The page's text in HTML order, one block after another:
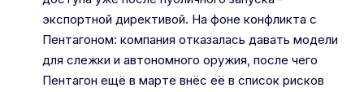
экспортной директивой. На фоне конфликта с
Пентагоном: компания отказалась давать модели
для слежки и автономного оружия, после чего
Пентагон ещё в марте внёс её в список рисков